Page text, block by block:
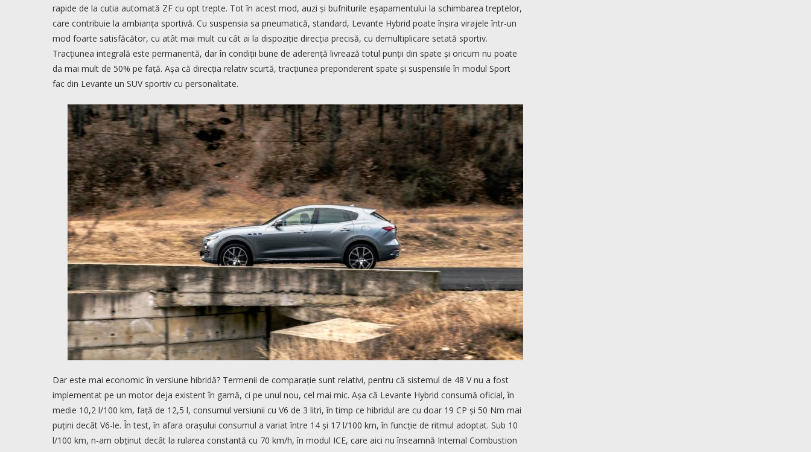
rapide de la cutia automată ZF cu opt trepte. Tot în acest mod, auzi și bufniturile eșapamentului la schimbarea treptelor,
care contribuie la ambianța sportivă. Cu suspensia sa pneumatică, standard, Levante Hybrid poate înșira virajele într-un
mod foarte satisfăcător, cu atât mai mult cu cât ai la dispoziție direcția precisă, cu demultiplicare setată sportiv.
Tracțiunea integrală este permanentă, dar în condiții bune de aderență livrează totul punții din spate și oricum nu poate
da mai mult de 50% pe față. Așa că direcția relativ scurtă, tracțiunea preponderent spate și suspensiile în modul Sport
fac din Levante un SUV sportiv cu personalitate.
Dar este mai economic în versiune hibridă? Termenii de comparație sunt relativi, pentru că sistemul de 48 V nu a fost
implementat pe un motor deja existent în gamă, ci pe unul nou, cel mai mic. Așa că Levante Hybrid consumă oficial, în
medie 10,2 l/100 km, față de 12,5 l, consumul versiunii cu V6 de 3 litri, în timp ce hibridul are cu doar 19 CP și 50 Nm mai
puțini decât V6-le. În test, în afara orașului consumul a variat între 14 și 17 l/100 km, în funcție de ritmul adoptat. Sub 10
l/100 km, n-am obținut decât la rularea constantă cu 70 km/h, în modul ICE, care aici nu înseamnă Internal Combustion